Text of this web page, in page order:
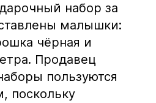
набор за
малышки:
чёрная и
Продавец
пользуются
поскольку